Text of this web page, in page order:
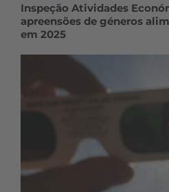
Inspeção Atividades
apreensões de géneros
em 2025